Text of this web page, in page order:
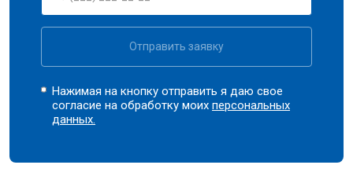
Отправить заявку
Нажимая на кнопку отправить я даю свое
согласие на обработку моихперсональных
данных.